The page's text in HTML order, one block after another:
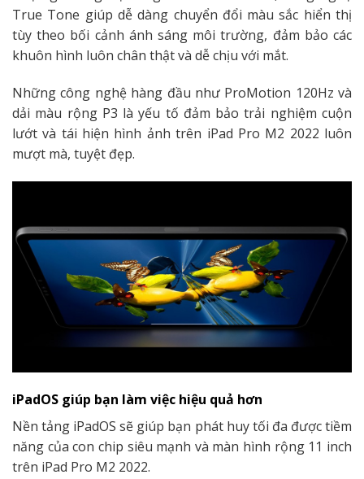
True Tone giúp dễ dàng chuyển đổi màu sắc hiển thị
tùy theo bối cảnh ánh sáng môi trường, đảm bảo các
khuôn hình luôn chân thật và dễ chịu với mắt.
Những công nghệ hàng đầu như ProMotion 120Hz và
dải màu rộng P3 là yếu tố đảm bảo trải nghiệm cuộn
lướt và tái hiện hình ảnh trên iPad Pro M2 2022 luôn
mượt mà, tuyệt đẹp.
iPadOS giúp bạn làm việc hiệu quả hơn
Nền tảng iPadOS sẽ giúp bạn phát huy tối đa được tiềm
năng của con chip siêu mạnh và màn hình rộng 11 inch
trên iPad Pro M2 2022.